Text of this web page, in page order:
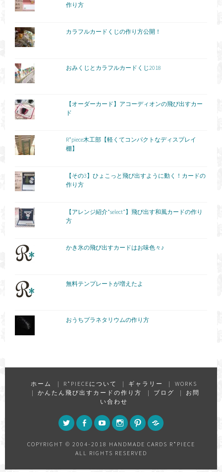
作り方
カラフルカードくじの作り方公開！
おみくじとカラフルカードくじ2018
【オーダーカード】アコーディオンの飛び出すカー
ド
R*piece木工部【軽くてコンパクトなディスプレイ
棚】
【その3】ひょこっと飛び出すように動く！カードの
作り方
【アレンジ紹介*select*】飛び出す和風カードの作り
方
かき氷の飛び出すカードはお味色々♪
無料テンプレートが増えたよ
おうちプラネタリウムの作り方
ホーム R*PIECEについて ギャラリー
WORKS
かんたん飛び出すカードの作り方
ブログ
お問
い合わせ
COPYRIGHT © 2004-2018 HANDMADE CARDS R*PIECE
ALL RIGHTS RESERVED